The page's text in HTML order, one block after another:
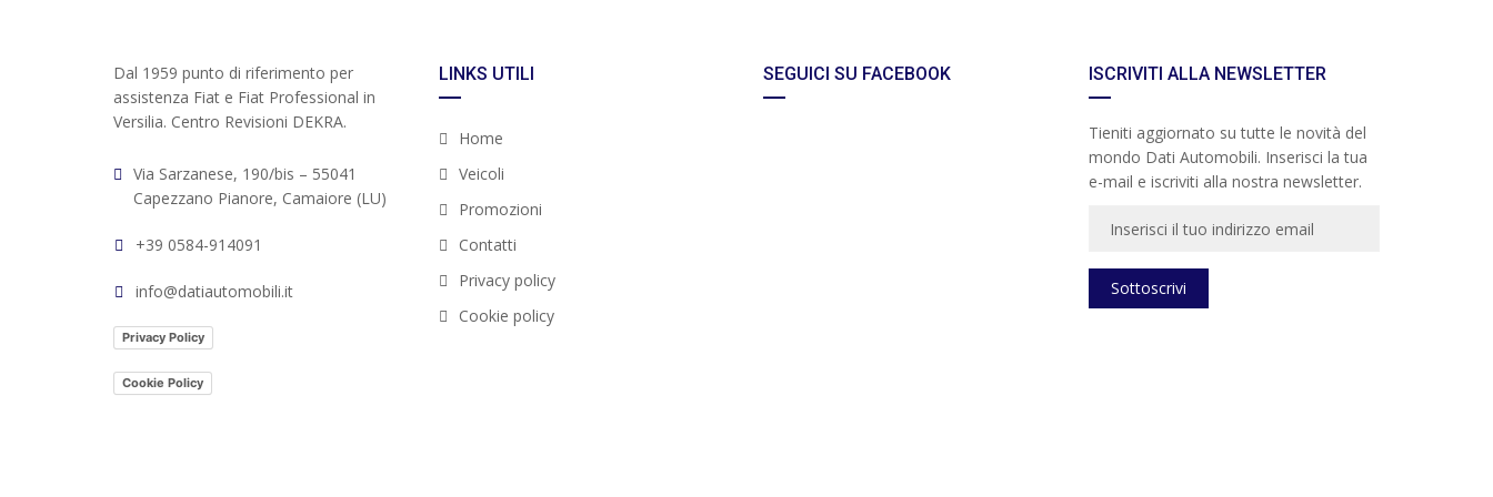
Dal 1959 punto di riferimento per
assistenza Fiat e Fiat Professional in
Versilia. Centro Revisioni DEKRA.
Via Sarzanese, 190/bis – 55041
Capezzano Pianore, Camaiore (LU)
+39 0584-914091
info@datiautomobili.it
Privacy Policy
Cookie Policy
LINKS UTILI
Home
Veicoli
Promozioni
Contatti
Privacy policy
Cookie policy
SEGUICI SU FACEBOOK ISCRIVITI ALLA NEWSLETTER
Tieniti aggiornato su tutte le novità del
mondo Dati Automobili. Inserisci la tua
e-mail e iscriviti alla nostra newsletter.
Sottoscrivi